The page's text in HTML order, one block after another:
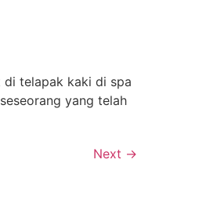
di telapak kaki di spa
yang telah
Next →